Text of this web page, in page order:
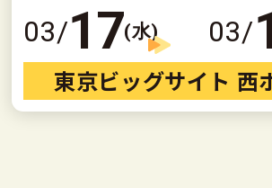
03/17(水) 03/
東京ビッグサイト 西